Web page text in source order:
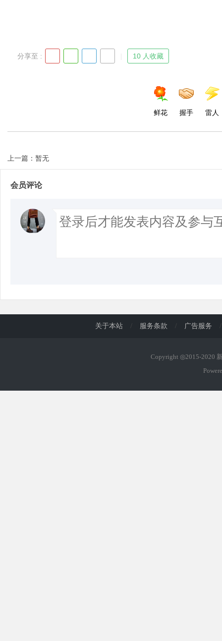
分享至 : 10 人收藏
鲜花 握手 雷人
上一篇：暂无
会员评论
关于本站 / 服务条款 / 广告服务 /
Copyright ◎2015-2020